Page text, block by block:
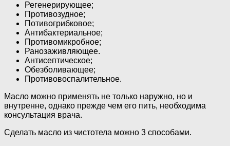
Регенерирующее;
Противозудное;
Потивогрибковое;
Антибактериальное;
Противомикробное;
Ранозаживляющее.
Антисептическое;
Обезболивающее;
Противовоспалительное.
Масло можно применять не только наружно, но и
внутренне, однако прежде чем его пить, необходима
консультация врача.
Сделать масло из чистотела можно 3 способами.